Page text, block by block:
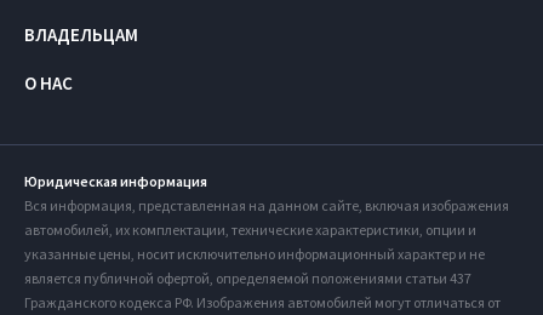
ВЛАДЕЛЬЦАМ
О НАС
Юридическая информация
Вся информация, представленная на данном сайте, включая изображения
автомобилей, их комплектации, технические характеристики, опции и
указанные цены, носит исключительно информационный характер и не
является публичной офертой, определяемой положениями статьи 437
Гражданского кодекса РФ. Изображения автомобилей могут отличаться от